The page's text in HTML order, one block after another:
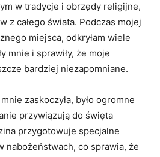
w ⁤tradycje i obrzędy religijne,
z całego świata. Podczas ⁣mojej
miejsca, odkryłam wiele
mnie i sprawiły, że ‍moje
bardziej niezapomniane.
zaskoczyła, było ogromne
przywiązują do święta
przygotowuje specjalne
‍nabożeństwach, co sprawia, że